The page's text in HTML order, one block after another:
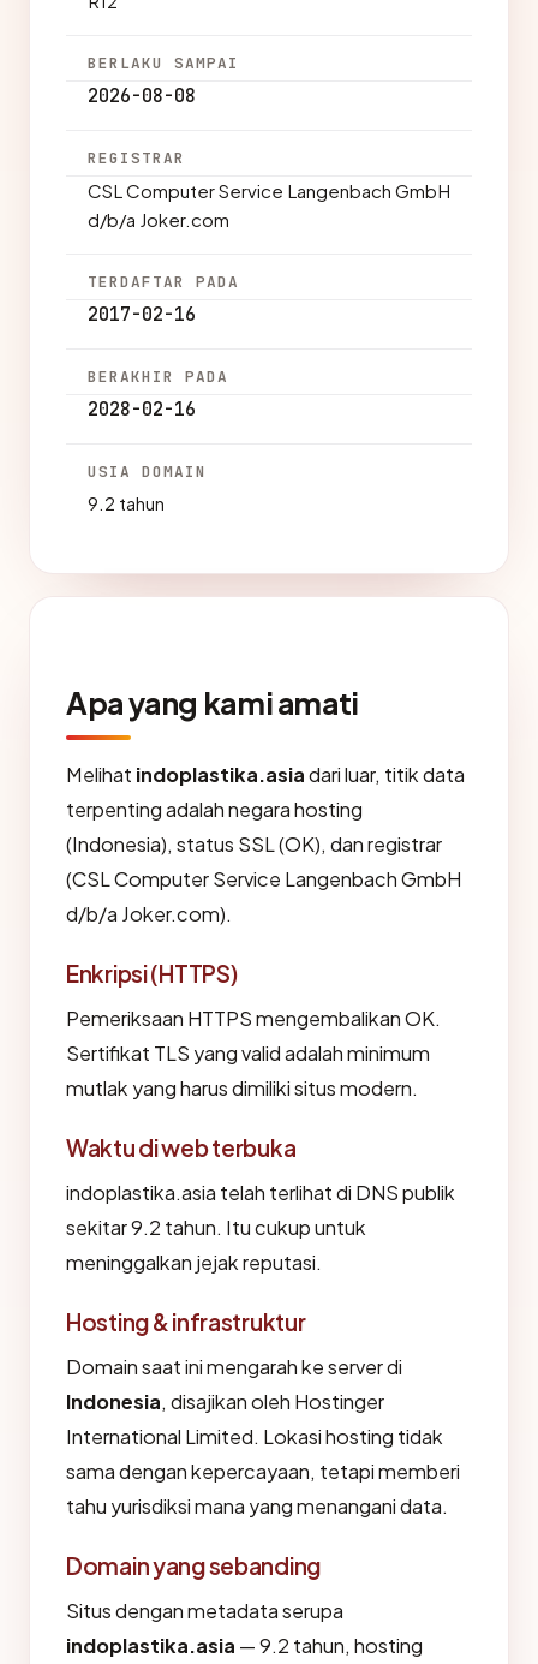
BERLAKU SAMPAI
2026-08-08
REGISTRAR
CSL Computer Service Langenbach GmbH
d/b/a Joker.com
TERDAFTAR PADA
2017-02-16
BERAKHIR PADA
2028-02-16
USIA DOMAIN
9.2 tahun
Apa yang kami amati
Melihat indoplastika.asiadari luar, titik data
terpenting adalah negara hosting
(Indonesia), status SSL (OK), dan registrar
(CSL Computer Service Langenbach GmbH
d/b/a Joker.com).
Enkripsi (HTTPS)
Pemeriksaan HTTPS mengembalikan OK.
Sertifikat TLS yang valid adalah minimum
mutlak yang harus dimiliki situs modern.
Waktu di web terbuka
indoplastika.asia telah terlihat di DNS publik
sekitar 9.2 tahun. Itu cukup untuk
meninggalkan jejak reputasi.
Hosting & infrastruktur
Domain saat ini mengarah ke server di
Indonesia, disajikan oleh Hostinger
International Limited. Lokasi hosting tidak
sama dengan kepercayaan, tetapi memberi
tahu yurisdiksi mana yang menangani data.
Domain yang sebanding
Situs dengan metadata serupa
indoplastika.asia — 9.2 tahun, hosting